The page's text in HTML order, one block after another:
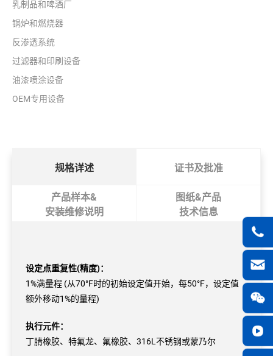
乳制品和啤酒厂
锅炉和燃烧器
反渗透系统
过滤器和印刷设备
油漆喷涂设备
OEM专用设备
规格详述 证书及批准
产品样本&
安装维修说明
图纸&产品
技术信息
设定点重复性(精度)：
1%满量程 (从70°F时的初始设定值开始，每50°F，设定值
额外移动1%的量程)
执行元件：
丁腈橡胶、特氟龙、氟橡胶、316L不锈钢或蒙乃尔